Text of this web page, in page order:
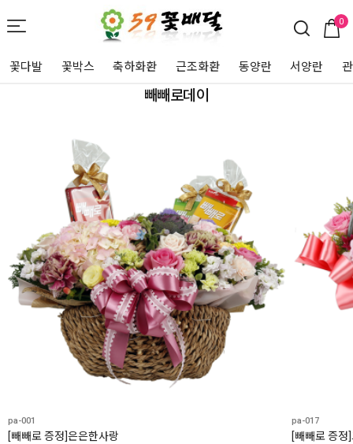
0
꽃다발 꽃박스 축하화환 근조화환 동양란 서양란
빼빼로데이
pa-001
[빼빼로 증정]은은한사랑
pa-017
[빼빼로 증정